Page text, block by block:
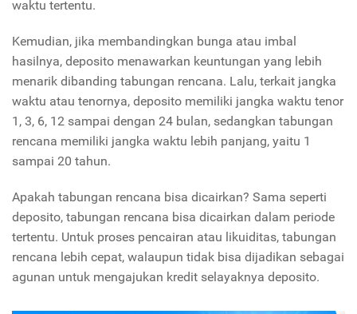
waktu tertentu.
Kemudian, jika membandingkan bunga atau imbal
hasilnya, deposito menawarkan keuntungan yang lebih
menarik dibanding tabungan rencana. Lalu, terkait jangka
waktu atau tenornya, deposito memiliki jangka waktu tenor
1, 3, 6, 12 sampai dengan 24 bulan, sedangkan tabungan
rencana memiliki jangka waktu lebih panjang, yaitu 1
sampai 20 tahun.
Apakah tabungan rencana bisa dicairkan? Sama seperti
deposito, tabungan rencana bisa dicairkan dalam periode
tertentu. Untuk proses pencairan atau likuiditas, tabungan
rencana lebih cepat, walaupun tidak bisa dijadikan sebagai
agunan untuk mengajukan kredit selayaknya deposito.